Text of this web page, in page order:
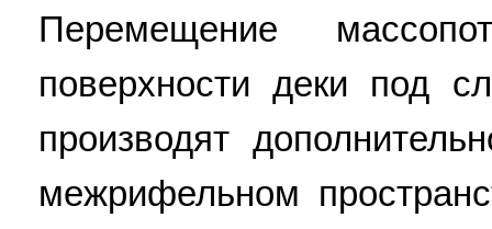
Перемещение
поверхности деки под
производят
межрифельном